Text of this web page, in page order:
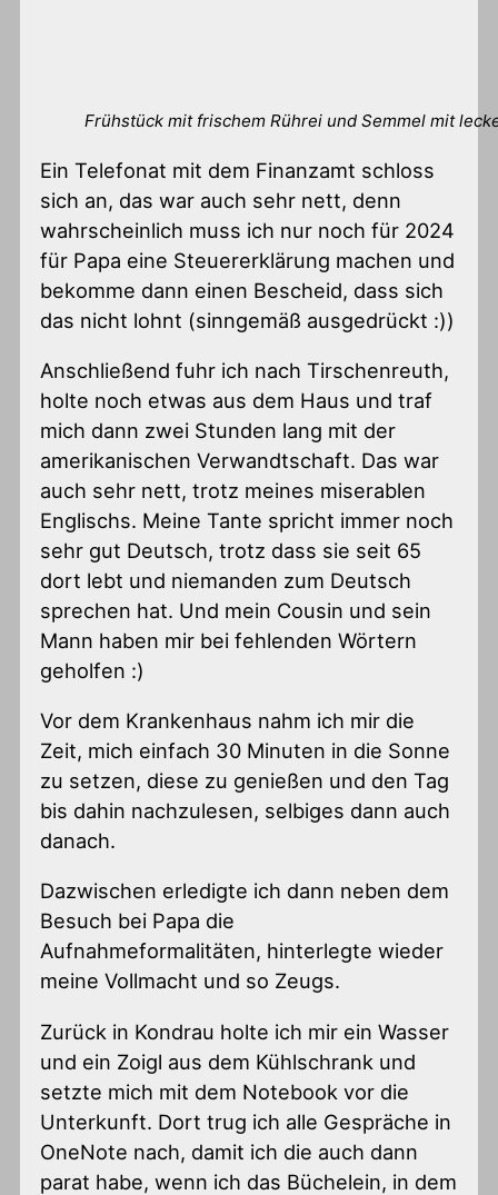
Frühstück mit frischem Rührei und Semmel mit
Ein Telefonat mit dem Finanzamt schloss
sich an, das war auch sehr nett, denn
wahrscheinlich muss ich nur noch für 2024
für Papa eine Steuererklärung machen und
bekomme dann einen Bescheid, dass sich
das nicht lohnt (sinngemäß ausgedrückt :))
Anschließend fuhr ich nach Tirschenreuth,
holte noch etwas aus dem Haus und traf
mich dann zwei Stunden lang mit der
amerikanischen Verwandtschaft. Das war
auch sehr nett, trotz meines miserablen
Englischs. Meine Tante spricht immer noch
sehr gut Deutsch, trotz dass sie seit 65
dort lebt und niemanden zum Deutsch
sprechen hat. Und mein Cousin und sein
Mann haben mir bei fehlenden Wörtern
geholfen :)
Vor dem Krankenhaus nahm ich mir die
Zeit, mich einfach 30 Minuten in die Sonne
zu setzen, diese zu genießen und den Tag
bis dahin nachzulesen, selbiges dann auch
danach.
Dazwischen erledigte ich dann neben dem
Besuch bei Papa die
Aufnahmeformalitäten, hinterlegte wieder
meine Vollmacht und so Zeugs.
Zurück in Kondrau holte ich mir ein Wasser
und ein Zoigl aus dem Kühlschrank und
setzte mich mit dem Notebook vor die
Unterkunft. Dort trug ich alle Gespräche in
OneNote nach, damit ich die auch dann
parat habe, wenn ich das Büchelein, in dem